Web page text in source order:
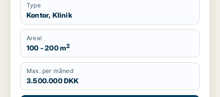
Type
Kontor, Klinik
Areal
100 - 200 m2
Max. per måned
3.500.000 DKK